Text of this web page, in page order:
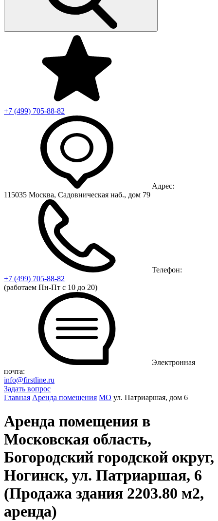
+7 (499) 705-88-82
Адрес:
115035 Москва, Садовническая наб., дом 79
Телефон:
+7 (499) 705-88-82
(работаем Пн-Пт с 10 до 20)
Электронная
почта:
info@firstline.ru
Задать вопрос
Главная Аренда помещения МО ул. Патриаршая, дом 6
Аренда помещения в
Московская область,
Богородский городской округ,
Ногинск, ул. Патриаршая, 6
(Продажа здания 2203.80 м2,
аренда)